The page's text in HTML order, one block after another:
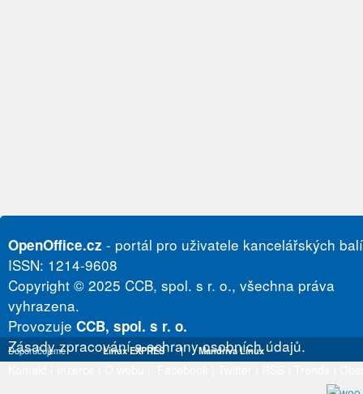
OpenOffice.cz - portál pro uživatele kancelářských
ISSN: 1214-9608
Copyright © 2025 CCB, spol. s r. o., všechna práva
vyhrazena.
Provozuje CCB, spol. s r. o.
Zásady zpracování a ochrany osobních údajů.
Doporučujeme Linux EXPRES | Mandriva Linux